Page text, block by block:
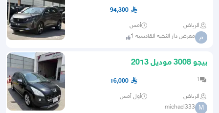
94,300
الرياض أمس
م معرض دار النخبه القادسية 1
بيجو 3008 موديل 2013
1
16,000
الرياض أول أمس
M
michael333